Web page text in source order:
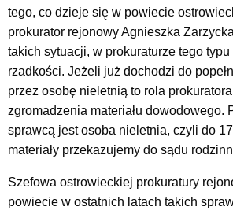
tego, co dzieje się w powiecie
prokurator rejonowy Agnieszka
takich sytuacji, w prokuraturze tego
rzadkości. Jeżeli już dochodzi do
przez osobę nieletnią to rola
zgromadzenia materiału dowodowego.
sprawcą jest osoba nieletnia, czyli do
materiały przekazujemy do sądu
Szefowa ostrowieckiej prokuratury
powiecie w ostatnich latach takich